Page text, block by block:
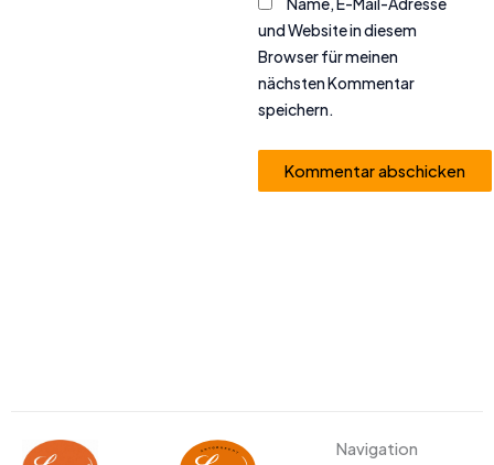
und Website in diesem
Browser für meinen
nächsten Kommentar
speichern.
Navigation